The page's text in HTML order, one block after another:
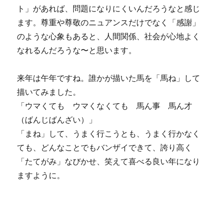
ト」があれば、問題になりにくいんだろうなと感じ
ます。尊重や尊敬のニュアンスだけでなく「感謝」
のような心象もあると、人間関係、社会が心地よく
なれるんだろうな〜と思います。
来年は午年ですね。誰かが描いた馬を「馬ね」して
描いてみました。
「ウマくても ウマくなくても 馬ん事 馬ん才
（ばんじばんざい）」
「まね」して、うまく行こうとも、うまく行かなく
ても、どんなことでもバンザイできて、誇り高く
「たてがみ」なびかせ、笑えて喜べる良い年になり
ますように。